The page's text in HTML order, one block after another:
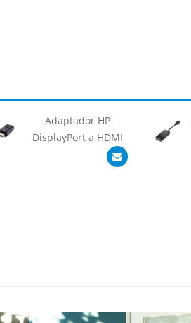
Adaptador HP
DisplayPort a HDMI